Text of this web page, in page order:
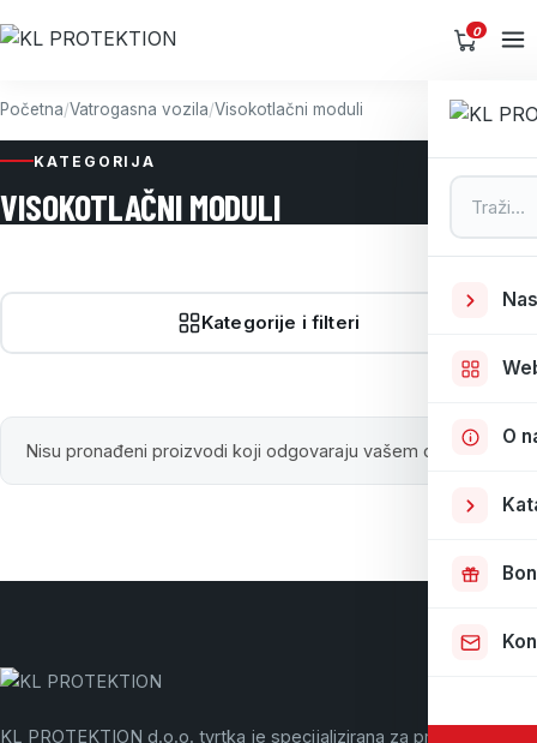
0
Pretraga
O
Početna/Vatrogasna vozila/Visokotlačni moduli
KATEGORIJA
VISOKOTLAČNI MODULI
Kategorije i filteri
Nisu pronađeni proizvodi koji odgovaraju vašem odabiru.
KL PROTEKTION d.o.o. tvrtka je specijalizirana za prodaju